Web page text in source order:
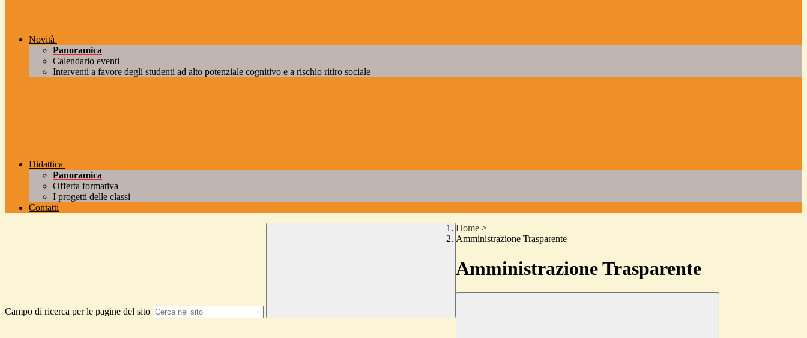
Novità
Panoramica
Calendario eventi
Interventi a favore degli studenti ad alto potenziale cognitivo e a rischio ritiro sociale
Didattica
Panoramica
Offerta formativa
I progetti delle classi
Contatti
Campo di ricerca per le pagine del sito
Home >
Amministrazione Trasparente
Amministrazione Trasparente